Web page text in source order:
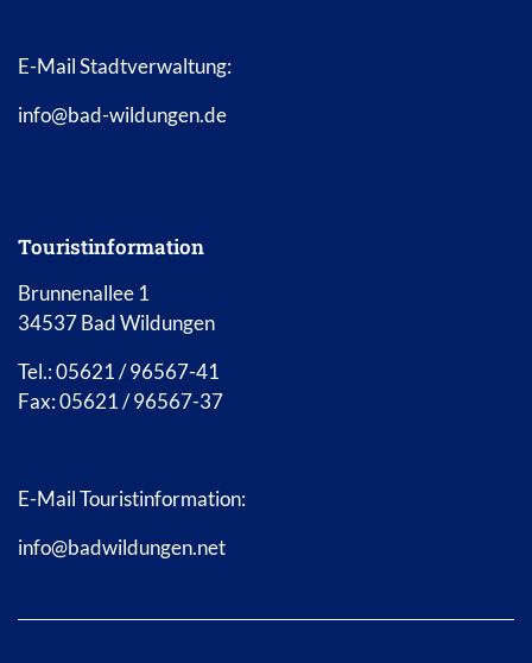
E-Mail Stadtverwaltung:
info@bad-wildungen.de
Touristinformation
Brunnenallee 1
34537 Bad Wildungen
Tel.: 05621 / 96567-41
Fax: 05621 / 96567-37
E-Mail Touristinformation:
info@badwildungen.net